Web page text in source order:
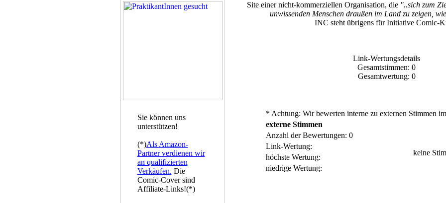
Sie können uns
unterstützen!
(*)Als Amazon-
Partner verdienen wir
an qualifizierten
Verkäufen. Die
Comic-Cover sind
Affiliate-Links!(*)
Site einer nicht-kommerziellen Organisation, die "..sich zum
unwissenden Menschen draußen im Land zu zeigen,
INC steht übrigens für Initiative Comic-
Link-Wertungsdetails
Gesamtstimmen: 0
Gesamtwertung: 0
* Achtung: Wir bewerten interne zu externen Stimmen
externe Stimmen
Anzahl der Bewertungen: 0
keine
Link-Wertung:
höchste Wertung:
niedrige Wertung: